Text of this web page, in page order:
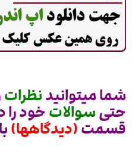
شما میتوانیدنظرات
حتیسوالاتخود را
قسمت(دیدگاهها)